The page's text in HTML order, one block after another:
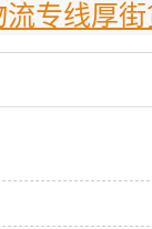
专线厚